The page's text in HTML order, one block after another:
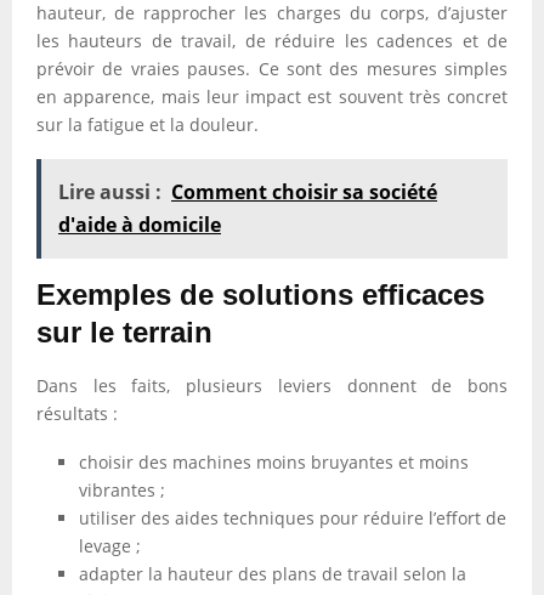
hauteur, de rapprocher les charges du corps, d’ajuster
les hauteurs de travail, de réduire les cadences et de
prévoir de vraies pauses. Ce sont des mesures simples
en apparence, mais leur impact est souvent très concret
sur la fatigue et la douleur.
Lire aussi : Comment choisir sa société
d'aide à domicile
Exemples de solutions efficaces
sur le terrain
Dans les faits, plusieurs leviers donnent de bons
résultats :
choisir des machines moins bruyantes et moins
vibrantes ;
utiliser des aides techniques pour réduire l’effort de
levage ;
adapter la hauteur des plans de travail selon la